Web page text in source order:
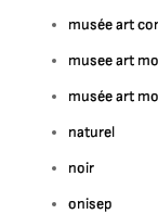
musée art
musee art
musée art
naturel
noir
onisep